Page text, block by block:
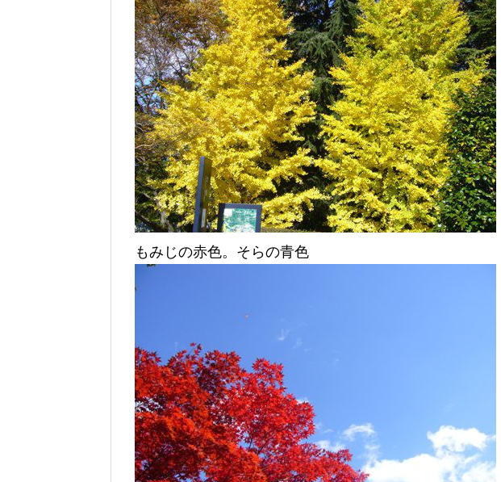
もみじの赤色。そらの青色